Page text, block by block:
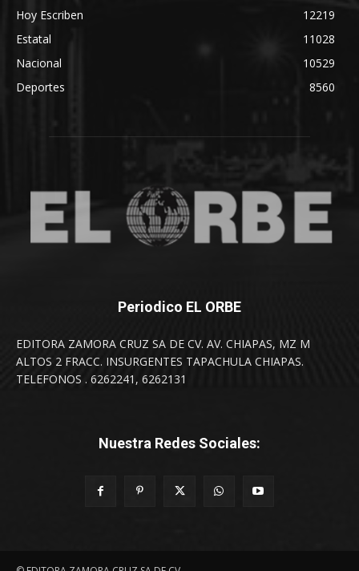
Hoy Escriben
12219
Estatal
11028
Nacional
10529
Deportes
8560
Periodico EL ORBE
EDITORA ZAMORA CRUZ SA DE CV. AV. CHIAPAS, MZ M
ALTOS 2 FRACC. INSURGENTES TAPACHULA CHIAPAS.
TELEFONOS . 6262241, 6262131
Nuestra Redes Sociales: